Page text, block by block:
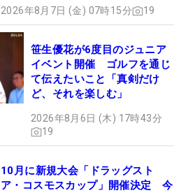
2026年8月7日 (金) 07時15分 19
笹生優花が6度目のジュニア
イベント開催 ゴルフを通じ
て伝えたいこと「真剣だけ
ど、それを楽しむ」
2026年8月6日 (木) 17時43分
19
10月に新規大会「ドラッグスト
ア・コスモスカップ」開催決定 今